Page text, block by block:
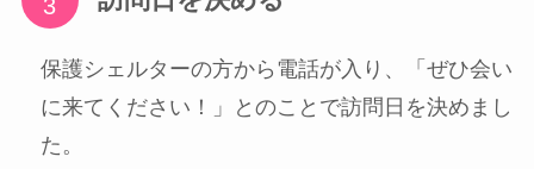
保護シェルターの方から電話が入り、「ぜひ会い
に来てください！」とのことで訪問日を決めまし
た。